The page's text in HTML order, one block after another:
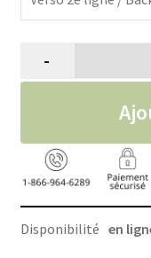
-
Disponibilité en